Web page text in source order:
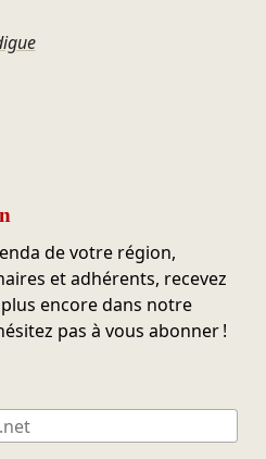
de votre région,
et adhérents, recevez
encore dans notre
pas à vous abonner !